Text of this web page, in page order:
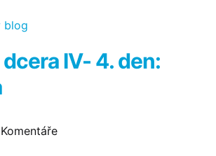
blog
dcera IV- 4. den:
Komentáře